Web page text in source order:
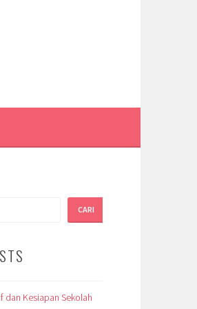
CARI
dan Kesiapan Sekolah